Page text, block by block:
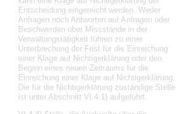
Entscheidung eingereicht werden. Weder
Anfragen noch Antworten auf Anfragen oder
Beschwerden über Missstände in der
Verwaltungstätigkeit führen zu einer
Unterbrechung der Frist für die Einreichung
einer Klage auf Nichtigerklärung oder den
Beginn eines neuen Zeitraums für die
Einreichung einer Klage auf Nichtigerklärung.
Die für die Nichtigerklärung zuständige Stelle
ist unter Abschnitt VI.4.1) aufgeführt.